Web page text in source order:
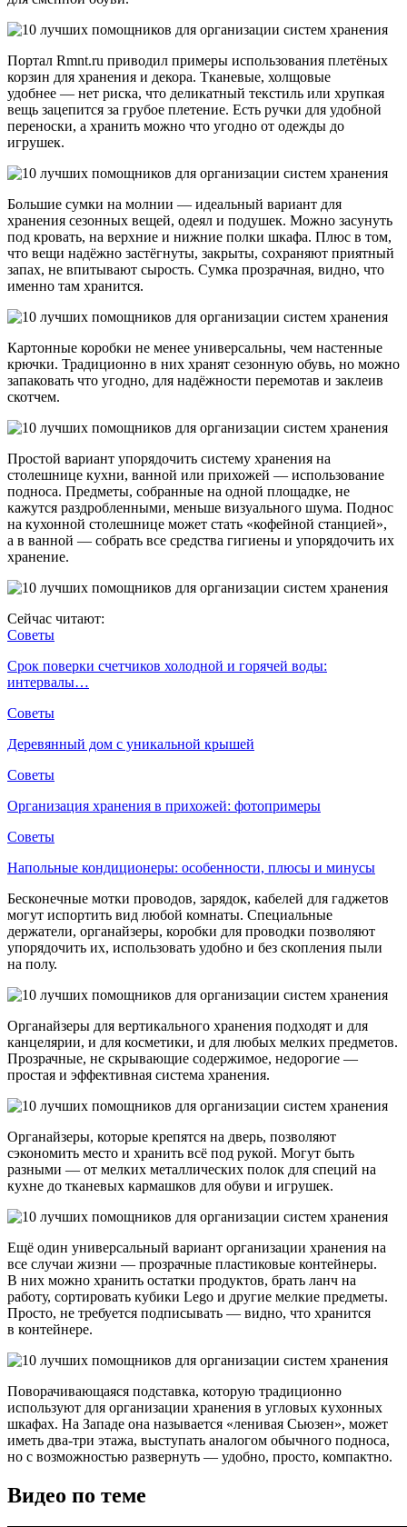
Портал Rmnt.ru приводил примеры использования плетёных
корзин для хранения и декора. Тканевые, холщовые
удобнее — нет риска, что деликатный текстиль или хрупкая
вещь зацепится за грубое плетение. Есть ручки для удобной
переноски, а хранить можно что угодно от одежды до
игрушек.
Большие сумки на молнии — идеальный вариант для
хранения сезонных вещей, одеял и подушек. Можно засунуть
под кровать, на верхние и нижние полки шкафа. Плюс в том,
что вещи надёжно застёгнуты, закрыты, сохраняют приятный
запах, не впитывают сырость. Сумка прозрачная, видно, что
именно там хранится.
Картонные коробки не менее универсальны, чем настенные
крючки. Традиционно в них хранят сезонную обувь, но можно
запаковать что угодно, для надёжности перемотав и заклеив
скотчем.
Простой вариант упорядочить систему хранения на
столешнице кухни, ванной или прихожей — использование
подноса. Предметы, собранные на одной площадке, не
кажутся раздробленными, меньше визуального шума. Поднос
на кухонной столешнице может стать «кофейной станцией»,
а в ванной — собрать все средства гигиены и упорядочить их
хранение.
Сейчас читают:
Советы
Срок поверки счетчиков холодной и горячей воды:
интервалы…
Советы
Деревянный дом с уникальной крышей
Советы
Организация хранения в прихожей: фотопримеры
Советы
Напольные кондиционеры: особенности, плюсы и минусы
Бесконечные мотки проводов, зарядок, кабелей для гаджетов
могут испортить вид любой комнаты. Специальные
держатели, органайзеры, коробки для проводки позволяют
упорядочить их, использовать удобно и без скопления пыли
на полу.
Органайзеры для вертикального хранения подходят и для
канцелярии, и для косметики, и для любых мелких предметов.
Прозрачные, не скрывающие содержимое, недорогие —
простая и эффективная система хранения.
Органайзеры, которые крепятся на дверь, позволяют
сэкономить место и хранить всё под рукой. Могут быть
разными — от мелких металлических полок для специй на
кухне до тканевых кармашков для обуви и игрушек.
Ещё один универсальный вариант организации хранения на
все случаи жизни — прозрачные пластиковые контейнеры.
В них можно хранить остатки продуктов, брать ланч на
работу, сортировать кубики Lego и другие мелкие предметы.
Просто, не требуется подписывать — видно, что хранится
в контейнере.
Поворачивающаяся подставка, которую традиционно
используют для организации хранения в угловых кухонных
шкафах. На Западе она называется «ленивая Сьюзен», может
иметь два-три этажа, выступать аналогом обычного подноса,
но с возможностью развернуть — удобно, просто, компактно.
Видео по теме